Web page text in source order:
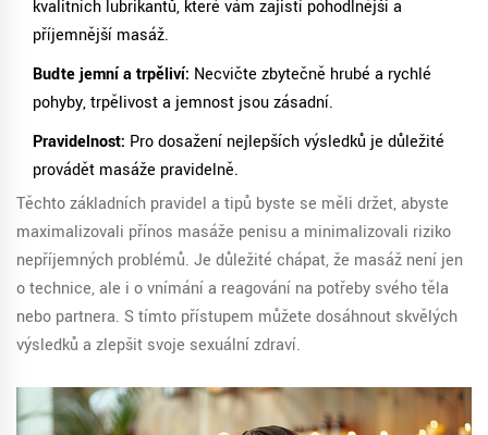
kvalitních lubrikantů, které vám zajistí pohodlnější a
příjemnější masáž.
Buďte jemní a trpěliví: Necvičte zbytečně hrubé a rychlé
pohyby, trpělivost a jemnost jsou zásadní.
Pravidelnost: Pro dosažení nejlepších výsledků je důležité
provádět masáže pravidelně.
Těchto základních pravidel a tipů byste se měli držet, abyste
maximalizovali přínos masáže penisu a minimalizovali riziko
nepříjemných problémů. Je důležité chápat, že masáž není jen
o technice, ale i o vnímání a reagování na potřeby svého těla
nebo partnera. S tímto přístupem můžete dosáhnout skvělých
výsledků a zlepšit svoje sexuální zdraví.